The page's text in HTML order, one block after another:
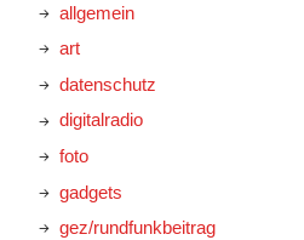
allgemein
art
datenschutz
digitalradio
foto
gadgets
gez/rundfunkbeitrag